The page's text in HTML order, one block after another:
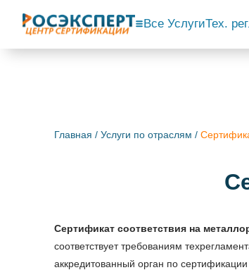
Все УслугиТех.
Главная / Услуги по отраслям /
Сертификат соответствия на
соответствует требованиям
аккредитованный орган по